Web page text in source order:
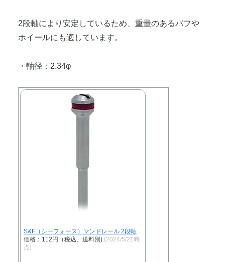
2段軸により安定しているため、重量のあるバフや
ホイールにも適しています。
・軸径：2.34φ
S&F（シーフォース）マンドレール 2段軸
価格：112円（税込、送料別) (2024/5/21時
点)